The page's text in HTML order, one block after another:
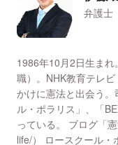
弁護士
1986年10月2日生ま
職）。NHK教育テレ
かけに憲法と出会う
ル・ポラリス」、「
っている。 ブログ「
life/） ロースクール・